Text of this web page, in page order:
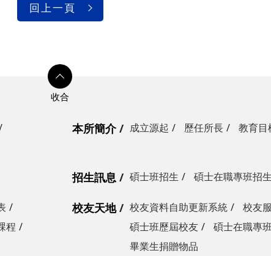
回上一頁
本所簡介 成立源起 歷任所長 教育目
招生訊息 碩士班招生 碩士在職專班招生
程
校友天地 校友資料自助更新系統
校友
碩士班歷屆校友
碩士在職專
畢業生捐贈物品